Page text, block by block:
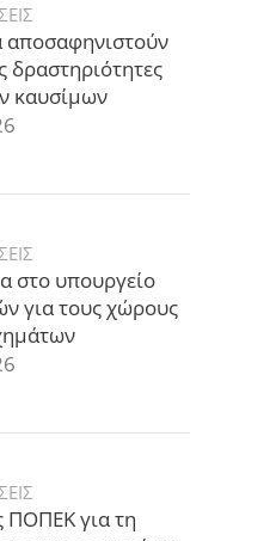
αποσαφηνιστούν
δραστηριότητες
καυσίμων
στο υπουργείο
για τους χώρους
ΠΟΠΕΚ για τη